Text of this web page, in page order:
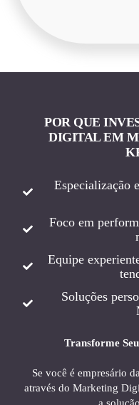
POR QUE
DIGITAL EM
Especialização
Foco em
Equipe
Soluções
Transforme
Se você é empresário
através do Marketing